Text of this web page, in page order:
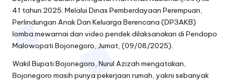
g
o
r
o
41 tahun 2025. Melalui Dinas Pemberdayaan Perempuan,
Perlindungan Anak Dan Keluarga Berencana (DP3AKB)
lomba mewarnai dan video pendek dilaksanakan di Pendopo
Malowopati Bojonegoro, Jumat, (09/08/2025).
Wakil Bupati Bojonegoro, Nurul Azizah mengatakan,
Bojonegoro masih punya pekerjaan rumah, yakni sebanyak